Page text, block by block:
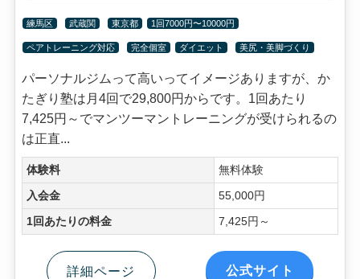
練馬区 武蔵関 東京都 1回7000円〜10000円
ペアトレーニング対応 完全個室 ダイエット 美尻・美脚づくり
パーソナルジムって高いってイメージありますが、か
たぎり塾は月4回で29,800円からです。1回あたり
7,425円～でマンツーマントレーニングが受けられるの
は正直...
体験料 無料体験
入会金 55,000円
1回あたりの料金 7,425円～
詳細ページ 公式サイト